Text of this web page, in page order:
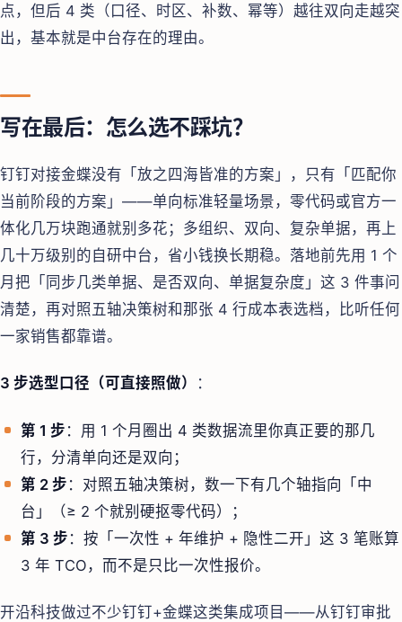
点，但后 4 类（口径、时区、补数、幂等）越往双向走越突
出，基本就是中台存在的理由。
写在最后：怎么选不踩坑？
钉钉对接金蝶没有「放之四海皆准的方案」，只有「匹配你
当前阶段的方案」——单向标准轻量场景，零代码或官方一
体化几万块跑通就别多花；多组织、双向、复杂单据，再上
几十万级别的自研中台，省小钱换长期稳。落地前先用 1 个
月把「同步几类单据、是否双向、单据复杂度」这 3 件事问
清楚，再对照五轴决策树和那张 4 行成本表选档，比听任何
一家销售都靠谱。
3 步选型口径（可直接照做） ：
第 1 步 ：用 1 个月圈出 4 类数据流里你真正要的那几
行，分清单向还是双向；
第 2 步 ：对照五轴决策树，数一下有几个轴指向「中
台」（≥ 2 个就别硬抠零代码）；
第 3 步 ：按「一次性 + 年维护 + 隐性二开」这 3 笔账算
3 年 TCO，而不是只比一次性报价。
开沿科技做过不少钉钉+金蝶这类集成项目——从钉钉审批